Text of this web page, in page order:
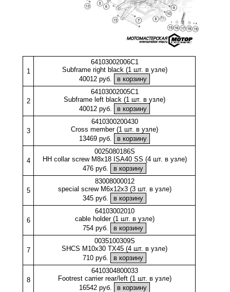
1
64103002006C1
Subframe right black (1 шт. в узле)
40012 руб.
2
64103002005C1
Subframe left black (1 шт. в узле)
40012 руб.
3
6410300200430
Cross member (1 шт. в узле)
13469 руб.
4
0025080186S
HH collar screw M8x18 ISA40 SS (4 шт. в узле)
476 руб.
5
83008000012
special screw M6x12x3 (3 шт. в узле)
345 руб.
6
64103002010
cable holder (1 шт. в узле)
754 руб.
7
0035100309S
SHCS M10x30 TX45 (4 шт. в узле)
710 руб.
8
6410304800033
Footrest carrier rear/left (1 шт. в узле)
16542 руб.